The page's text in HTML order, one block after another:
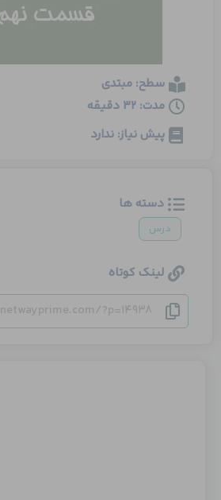
سطح: مبتدی
مدت: 32 دقیقه
پیش نیاز: ندارد
دسته ها
درس
لینک کوتاه
netwayprime.com/?p=14938